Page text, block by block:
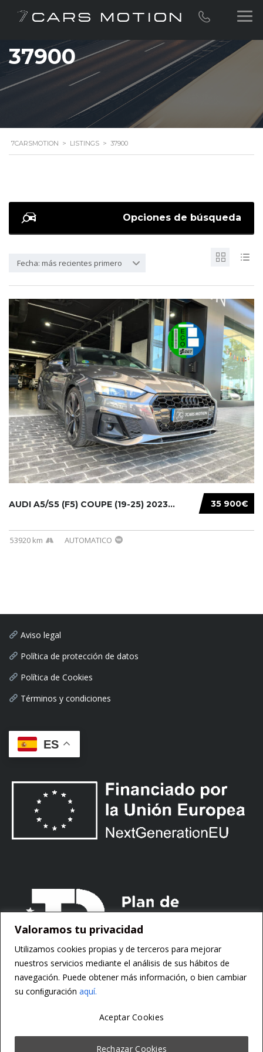
Valoramos tu privacidad
Utilizamos cookies propias y de terceros para mejorar
nuestros servicios mediante el análisis de sus hábitos de
navegación. Puede obtener más información, o bien cambiar
su conﬁguración aquí.
Rechazar Cookies
Aceptar Cookies
37900
7CARSMOTION > LISTINGS > 37900
Opciones de búsqueda
Fecha: más recientes primero
35 900€
AUDI A5/S5 (F5) COUPE (19-25) 2023...
53920 km AUTOMATICO
Aviso legal
Política de protección de datos
Política de Cookies
Términos y condiciones
ES